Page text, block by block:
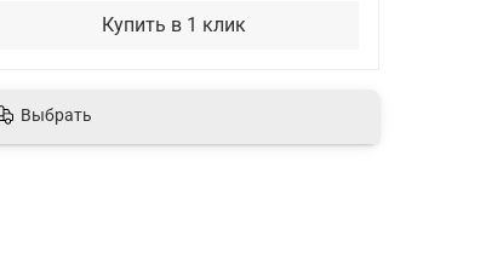
Купить в 1 клик
Выбрать